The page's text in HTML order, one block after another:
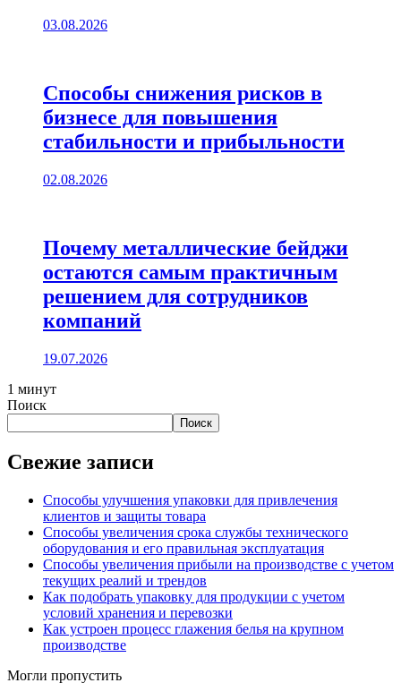
03.08.2026
Способы снижения рисков в
бизнесе для повышения
стабильности и прибыльности
02.08.2026
Почему металлические бейджи
остаются самым практичным
решением для сотрудников
компаний
19.07.2026
1 минут
Поиск
Поиск
Свежие записи
Способы улучшения упаковки для привлечения
клиентов и защиты товара
Способы увеличения срока службы технического
оборудования и его правильная эксплуатация
Способы увеличения прибыли на производстве с учетом
текущих реалий и трендов
Как подобрать упаковку для продукции с учетом
условий хранения и перевозки
Как устроен процесс глажения белья на крупном
производстве
Могли пропустить